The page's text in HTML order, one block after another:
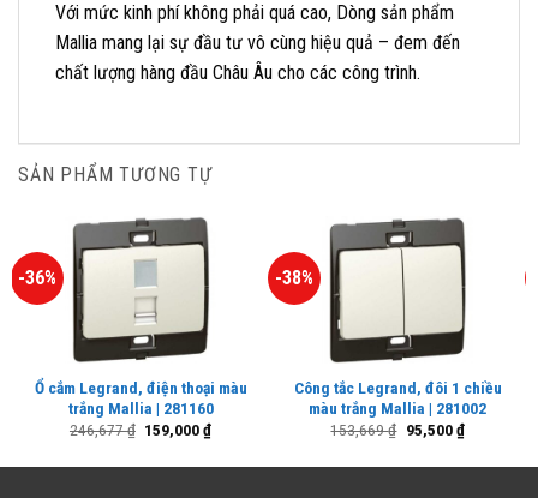
Với mức kinh phí không phải quá cao, Dòng sản phẩm
Mallia mang lại sự đầu tư vô cùng hiệu quả – đem đến
chất lượng hàng đầu Châu Âu cho các công trình.
SẢN PHẨM TƯƠNG TỰ
-36%
Ổ cắm Legrand, điện thoại màu
trắng Mallia | 281160
246,677₫ Giá
159,000₫Giá
-38%
Công tắc Legrand, đôi 1 chiều
màu trắng Mallia | 281002
153,669₫ Giá
gốc
95,500₫Giá
hiện